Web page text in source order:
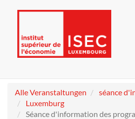
Alle Veranstaltungen
séance
Luxemburg
Séance d'information des